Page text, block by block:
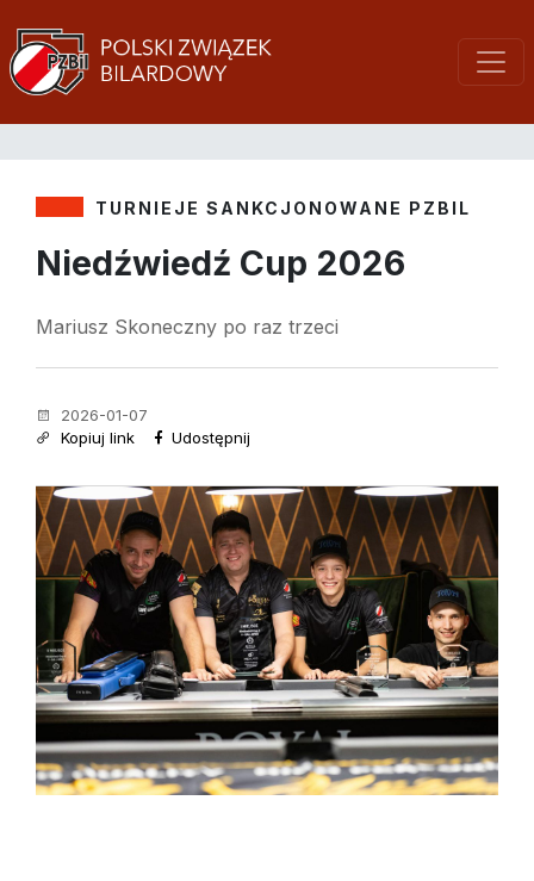
TURNIEJE SANKCJONOWANE PZBIL
Niedźwiedź Cup 2026
Mariusz Skoneczny po raz trzeci
2026-01-07
Kopiuj link
Udostępnij